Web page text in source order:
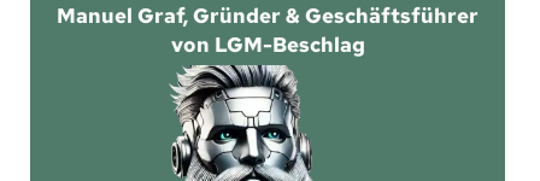
Manuel Graf, Gründer & Geschäftsführer
von LGM-Beschlag